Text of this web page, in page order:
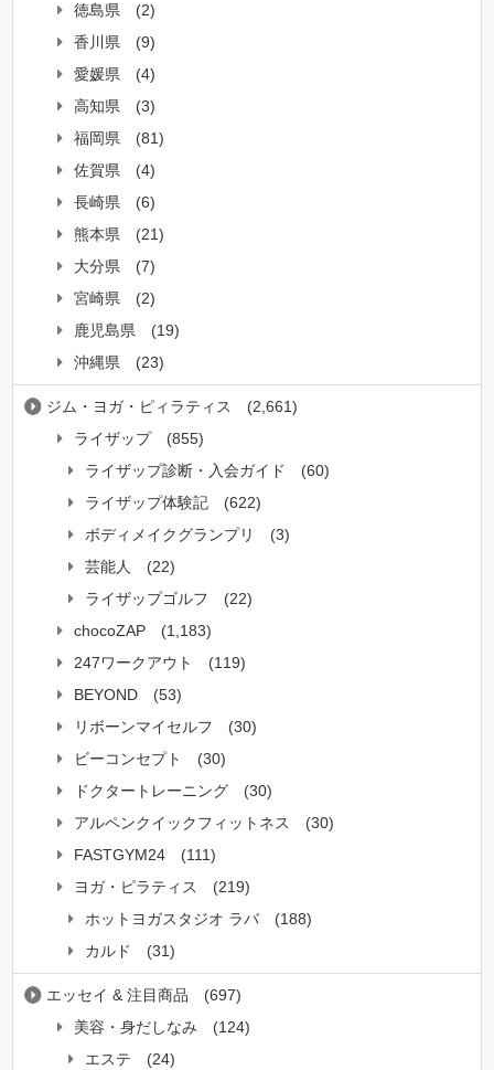
徳島県
(2)
香川県
(9)
愛媛県
(4)
高知県
(3)
福岡県
(81)
佐賀県
(4)
長崎県
(6)
熊本県
(21)
大分県
(7)
宮崎県
(2)
鹿児島県
(19)
沖縄県
(23)
ジム・ヨガ・ピィラティス
(2,661)
ライザップ
(855)
ライザップ診断・入会ガイド
(60)
ライザップ体験記
(622)
ボディメイクグランプリ
(3)
芸能人
(22)
ライザップゴルフ
(22)
chocoZAP
(1,183)
247ワークアウト
(119)
BEYOND
(53)
リボーンマイセルフ
(30)
ビーコンセプト
(30)
ドクタートレーニング
(30)
アルペンクイックフィットネス
(30)
FASTGYM24
(111)
ヨガ・ピラティス
(219)
ホットヨガスタジオ ラバ
(188)
カルド
(31)
エッセイ & 注目商品
(697)
美容・身だしなみ
(124)
エステ
(24)